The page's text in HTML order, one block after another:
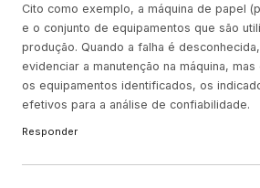
Cito como exemplo, a máquina de papel
e o conjunto de equipamentos que são
produção. Quando a falha é
evidenciar a manutenção na máquina,
os equipamentos identificados, os
efetivos para a análise de confiabilidade.
Responder